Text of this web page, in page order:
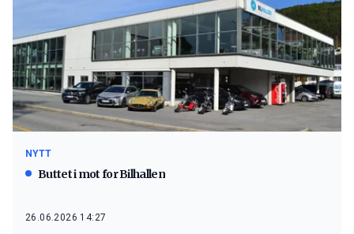
NYTT
Buttet i mot for Bilhallen
26.06.2026 14:27